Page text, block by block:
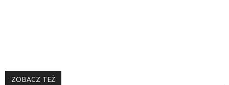
ZOBACZ TEŻ